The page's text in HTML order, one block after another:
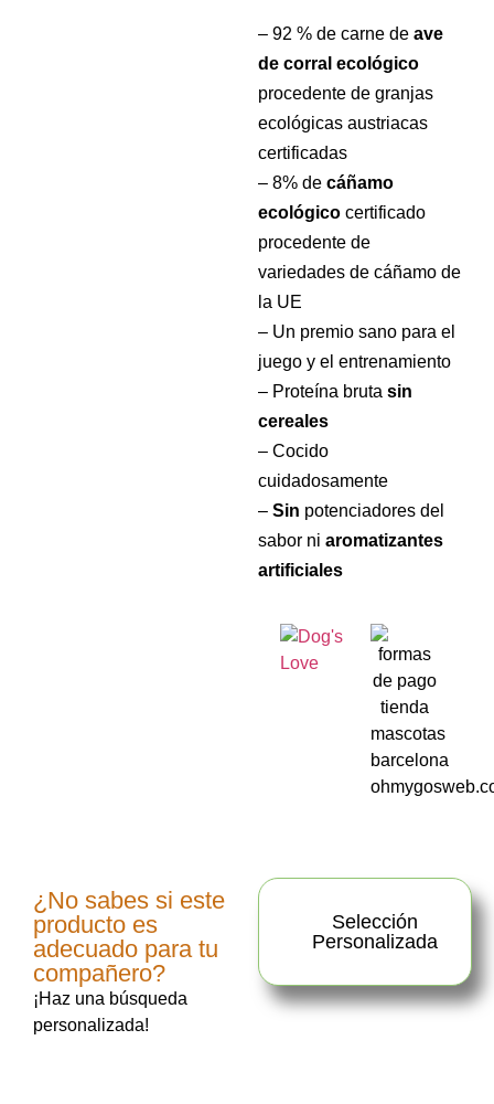
– 92 % de carne de ave
de corral ecológico
procedente de granjas
ecológicas austriacas
certificadas
– 8% de cáñamo
ecológicocertificado
procedente de
variedades de cáñamo de
la UE
– Un premio sano para el
juego y el entrenamiento
– Proteína bruta sin
cereales
– Cocido
cuidadosamente
– Sin potenciadores del
sabor ni aromatizantes
artificiales
¿No sabes si este
producto es
adecuado para tu
compañero?
¡Haz una búsqueda
personalizada!
Selección
Personalizada